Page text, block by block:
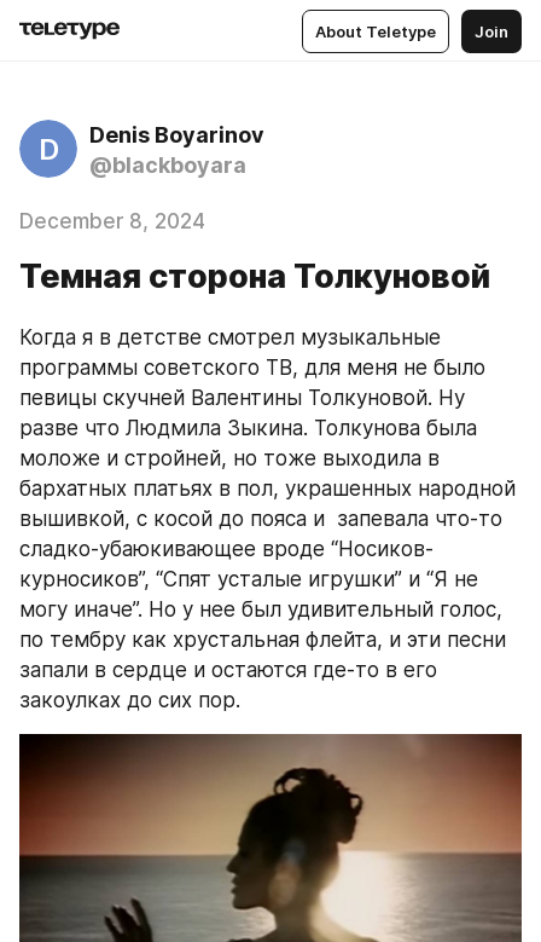
About Teletype Join
D
Denis Boyarinov
@blackboyara
December 8, 2024
Темная сторона Толкуновой
Когда я в детстве смотрел музыкальные
программы советского ТВ, для меня не было
певицы скучней Валентины Толкуновой. Ну
разве что Людмила Зыкина. Толкунова была
моложе и стройней, но тоже выходила в
бархатных платьях в пол, украшенных народной
вышивкой, с косой до пояса и  запевала что-то
сладко-убаюкивающее вроде “Носиков-
курносиков”, “Спят усталые игрушки” и “Я не
могу иначе”. Но у нее был удивительный голос,
по тембру как хрустальная флейта, и эти песни
запали в сердце и остаются где-то в его
закоулках до сих пор.